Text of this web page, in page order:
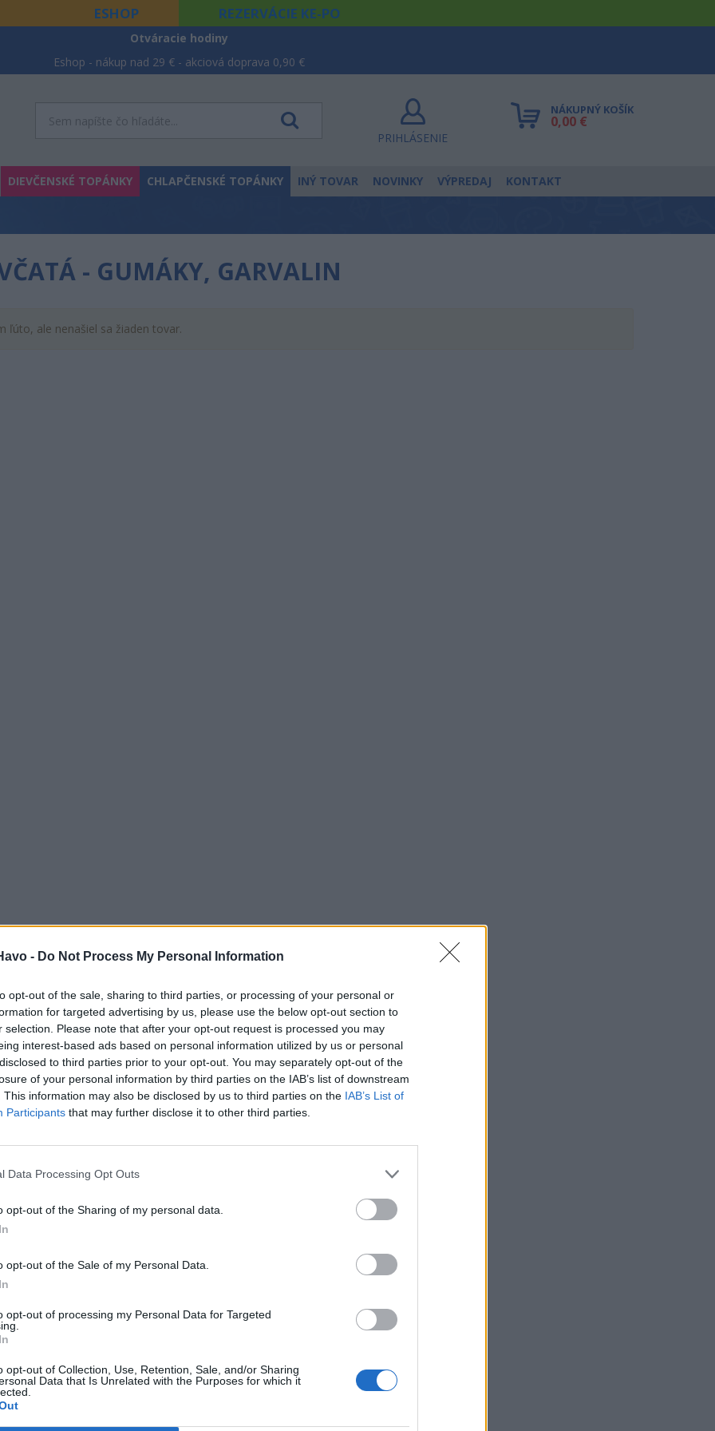
- Do Not Process My Personal Information
opt-out of the sale, sharing to third parties, or processing of your personal or
for targeted advertising by us, please use the below opt-out section to
selection. Please note that after your opt-out request is processed you may
interest-based ads based on personal information utilized by us or personal
to third parties prior to your opt-out. You may separately opt-out of the
of your personal information by third parties on the IAB’s list of downstream
This information may also be disclosed by us to third parties on the IAB’s List of
Participants that may further disclose it to other third parties.
Data Processing Opt Outs
opt-out of the Sharing of my personal data.
opt-out of the Sale of my Personal Data.
opt-out of processing my Personal Data for Targeted
opt-out of Collection, Use, Retention, Sale, and/or Sharing
Data that Is Unrelated with the Purposes for which it
ESHOP REZERVÁCIE KE-PO
Otváracie hodiny
Eshop - nákup nad 29 € - akciová doprava 0,90 €
PRIHLÁSENIE
NÁKUPNÝ KOŠÍK
0,00 €
DIEVČENSKÉ TOPÁNKY CHLAPČENSKÉ TOPÁNKY INÝ TOVAR NOVINKY VÝPREDAJ KONTAKT
- GUMÁKY, GARVALIN
ľúto, ale nenašiel sa žiaden tovar.